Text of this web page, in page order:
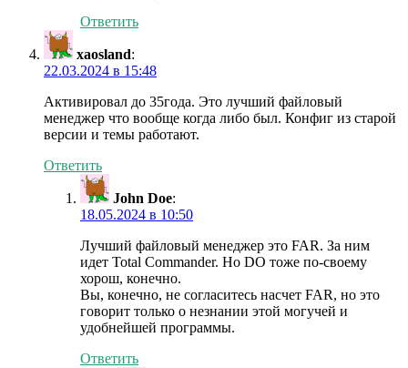
Ответить
xaosland:
22.03.2024 в 15:48
Активировал до 35года. Это лучший файловый
менеджер что вообще когда либо был. Конфиг из старой
версии и темы работают.
Ответить
John Doe:
18.05.2024 в 10:50
Лучший файловый менеджер это FAR. За ним
идет Total Commander. Но DO тоже по-своему
хорош, конечно.
Вы, конечно, не согласитесь насчет FAR, но это
говорит только о незнании этой могучей и
удобнейшей программы.
Ответить